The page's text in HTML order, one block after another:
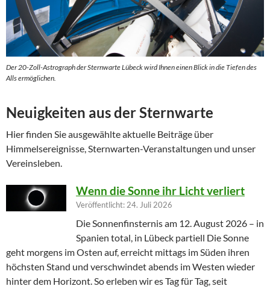
Der 20-Zoll-Astrograph der Sternwarte Lübeck wird Ihnen einen Blick in die Tiefen des
Alls ermöglichen.
Neuigkeiten aus der Sternwarte
Hier finden Sie ausgewählte aktuelle Beiträge über
Himmelsereignisse, Sternwarten-Veranstaltungen und unser
Vereinsleben.
Wenn die Sonne ihr Licht verliert
Veröffentlicht: 24. Juli 2026
Die Sonnenfinsternis am 12. August 2026 – in
Spanien total, in Lübeck partiell Die Sonne
geht morgens im Osten auf, erreicht mittags im Süden ihren
höchsten Stand und verschwindet abends im Westen wieder
hinter dem Horizont. So erleben wir es Tag für Tag, seit